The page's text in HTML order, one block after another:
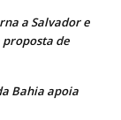
a Salvador e
proposta de
Bahia apoia